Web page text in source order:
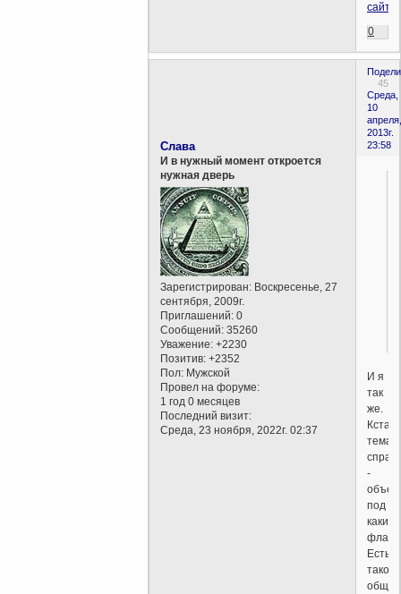
сайт]
0
45
Среда,
10
апреля,
2013г.
23:58
Слава
И в нужный момент откроется
нужная дверь
Зарегистрирован: Воскресенье, 27
сентября, 2009г.
Приглашений: 0
Сообщений: 35260
Уважение: +2230
Позитив: +2352
Пол: Мужской
Провел на форуме:
1 год 0 месяцев
Последний визит:
Среда, 23 ноября, 2022г. 02:37
И я
так
же.
тема
-
под
каким
Есть
такое